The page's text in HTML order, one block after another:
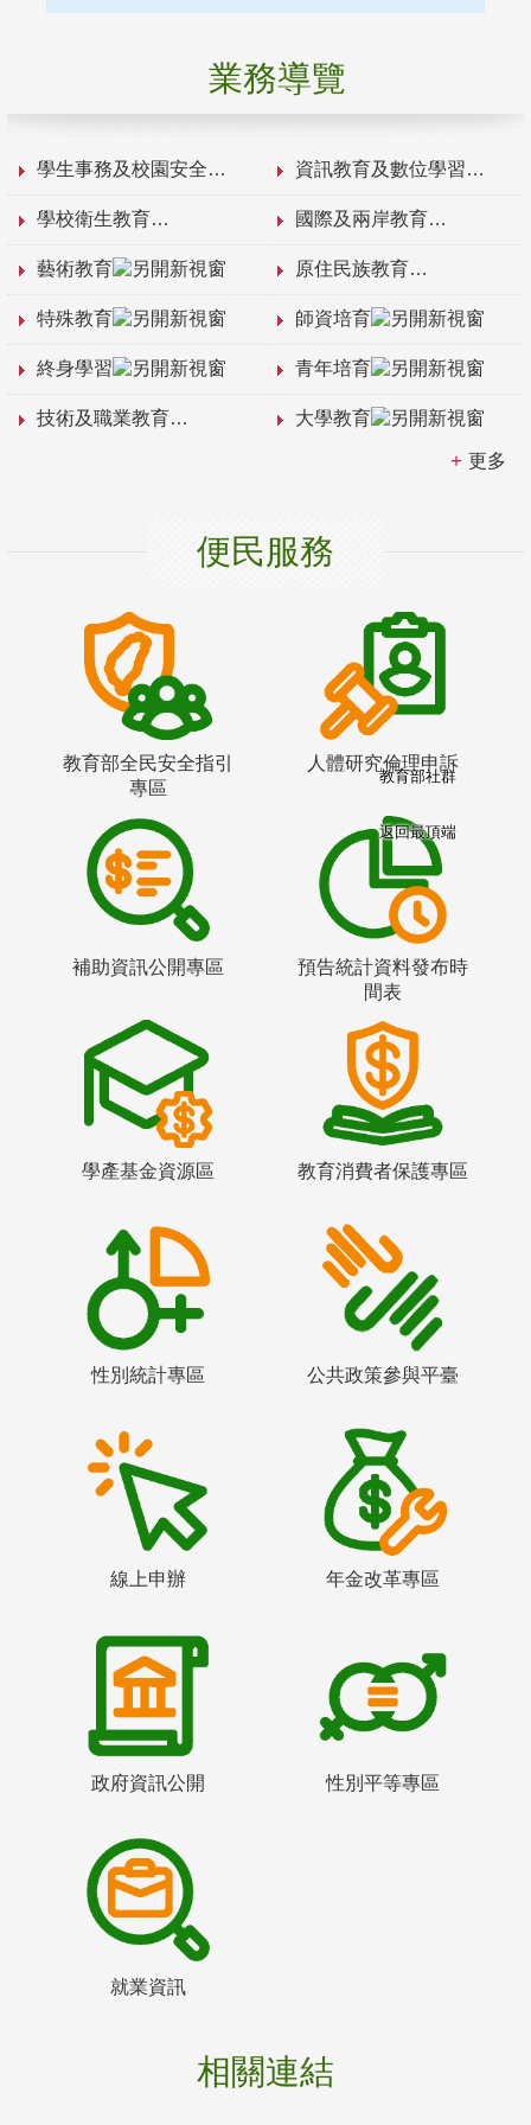
業務導覽
學生事務及校園安全 資訊教育及數位學習
學校衛生教育 國際及兩岸教育
藝術教育 原住民族教育
特殊教育 師資培育
終身學習 青年培育
技術及職業教育 大學教育
更多
便民服務
教育部全民安全指引
專區
人體研究倫理申訴
補助資訊公開專區
預告統計資料發布時
間表
學產基金資源區 教育消費者保護專區
性別統計專區 公共政策參與平臺
線上申辦 年金改革專區
政府資訊公開 性別平等專區
就業資訊
相關連結
教育部社群
返回最頂端